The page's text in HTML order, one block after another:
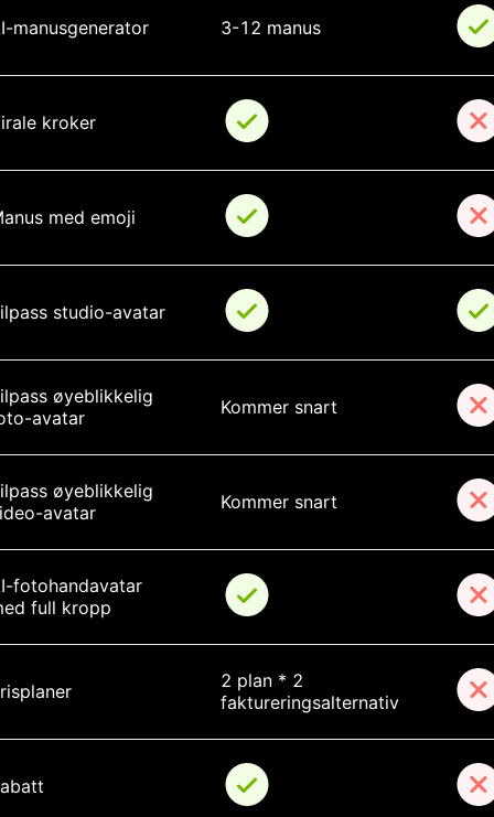
manusgenerator 3-12 manus
kroker
med emoji
studio-avatar
øyeblikkelig
avatar
Kommer snart
øyeblikkelig
avatar
Kommer snart
fotohandavatar
full kropp
2 plan * 2
faktureringsalternativ